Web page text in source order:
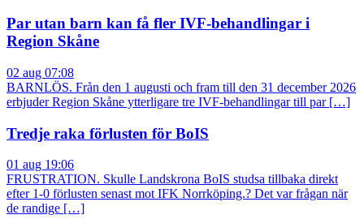
Par utan barn kan få fler IVF-behandlingar i
Region Skåne
02 aug 07:08
BARNLÖS. Från den 1 augusti och fram till den 31 december 2026
erbjuder Region Skåne ytterligare tre IVF-behandlingar till par […]
Tredje raka förlusten för BoIS
01 aug 19:06
FRUSTRATION. Skulle Landskrona BoIS studsa tillbaka direkt
efter 1-0 förlusten senast mot IFK Norrköping.? Det var frågan när
de randige […]